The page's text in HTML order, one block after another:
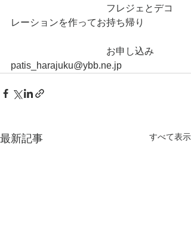
フレジェとデコ
レーションを作ってお持ち帰り
お申し込み
patis_harajuku@ybb.ne.jp
最新記事 すべて表示